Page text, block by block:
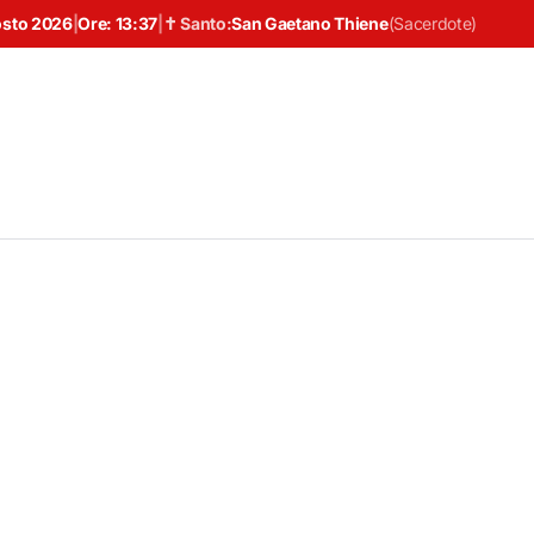
2026|Ore: 13:37 ✝ Santo:San Gaetano Thiene(Sacerdote)